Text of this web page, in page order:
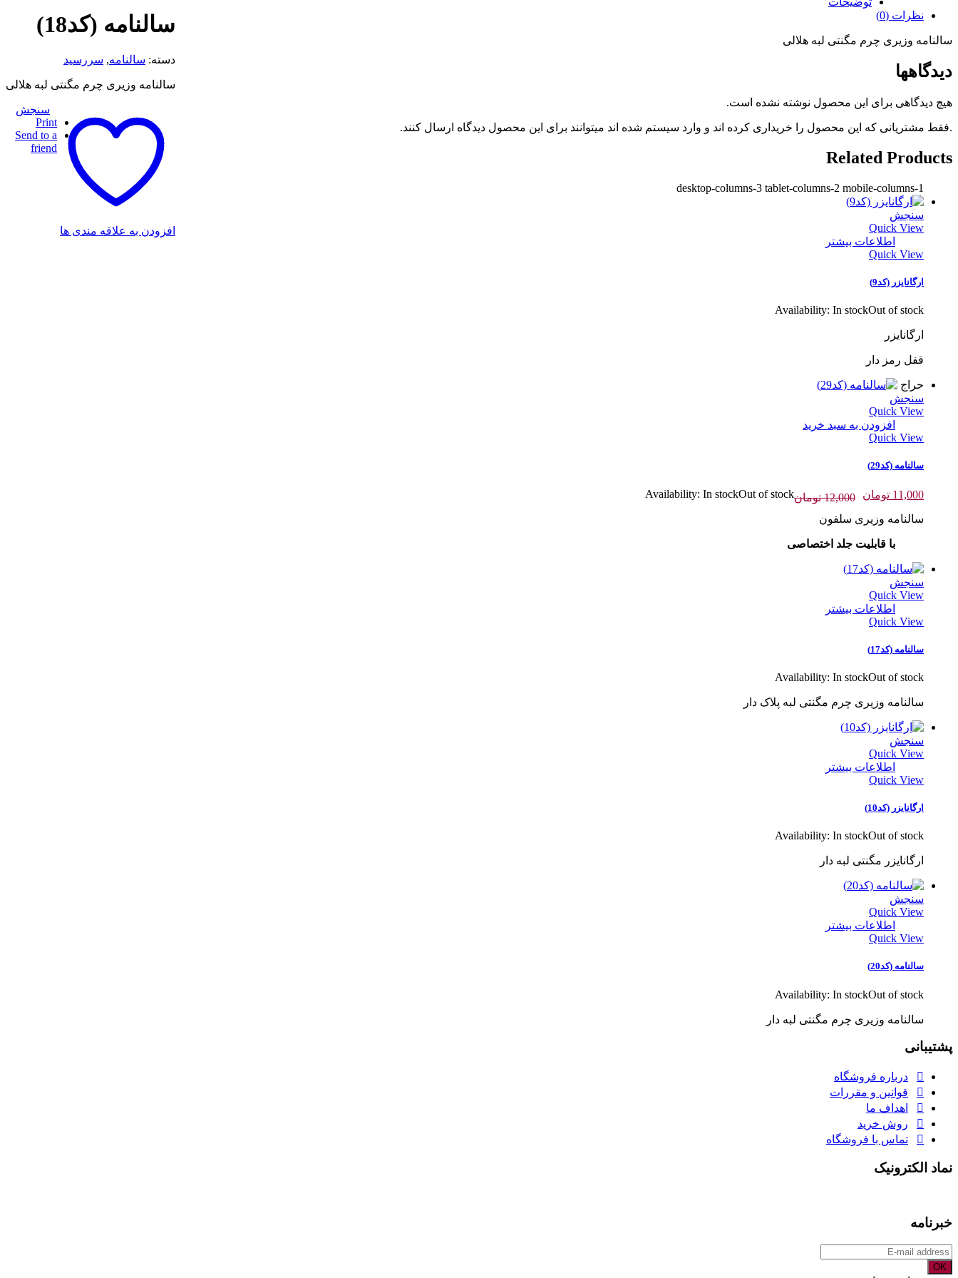
سالنامه (کد18)
دسته: سالنامه, سررسید
سالنامه وزیری چرم مگنتی لبه هلالی
افزودن به علاقه مندی ها
سنجش
Print
Send to a
friend
نظرات (0)
سالنامه وزیری چرم مگنتی لبه هلالی
دیدگاهها
هیچ دیدگاهی برای این محصول نوشته نشده است.
.فقط مشتریانی که این محصول را خریداری کرده اند و وارد سیستم شده اند میتوانند برای این محصول دیدگاه ارسال کنند.
Related Products
desktop-columns-3 tablet-columns-2 mobile-columns-1
سنجش
Quick View
اطلاعات بیشتر
Quick View
ارگانایزر (کد9)
Availability: In stockOut of stock
ارگانایزر
قفل رمز دار
حراج
سنجش
Quick View
افزودن به سبد خرید
Quick View
سالنامه (کد29)
12,000 تومان
قیمت
12,000 تومان
11,000 تومان قیمت
11,000 تومان.
Availability: In stockOut of stock
سالنامه وزیری سلفون
با قابلیت جلد اختصاصی
سنجش
Quick View
اطلاعات بیشتر
Quick View
سالنامه (کد17)
Availability: In stockOut of stock
سالنامه وزیری چرم مگنتی لبه پلاک دار
سنجش
Quick View
اطلاعات بیشتر
Quick View
ارگانایزر (کد10)
Availability: In stockOut of stock
ارگانایزر مگنتی لبه دار
سنجش
Quick View
اطلاعات بیشتر
Quick View
سالنامه (کد20)
Availability: In stockOut of stock
سالنامه وزیری چرم مگنتی لبه دار
پشتیبانی
درباره فروشگاه
قوانین و مقررات
اهداف ما
روش خرید
تماس با فروشگاه
نماد الکترونیک
خبرنامه
OK